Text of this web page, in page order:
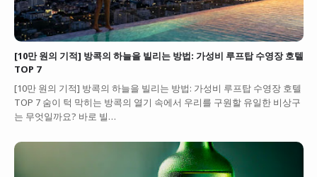
[10만 원의 기적] 방콕의 하늘을 빌리는 방법: 가성비 루프탑 수영장 호텔
TOP 7
[10만 원의 기적] 방콕의 하늘을 빌리는 방법: 가성비 루프탑 수영장 호텔
TOP 7 숨이 턱 막히는 방콕의 열기 속에서 우리를 구원할 유일한 비상구
는 무엇일까요? 바로 빌…